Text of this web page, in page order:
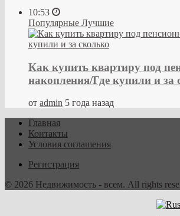
10:53
Популярные Лучшие
Как купить квартиру под
накопления/Где купили и за
от admin 5 года назад
Главная
Контакты
Условия соглашения
Регистрация
© 2026 Недвижимость - всем. All rights